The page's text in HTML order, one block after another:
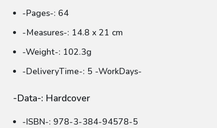
-Pages-: 64
-Measures-: 14.8 x 21 cm
-Weight-: 102.3g
-DeliveryTime-: 5 -WorkDays-
-Data-: Hardcover
-ISBN-: 978-3-384-94578-5